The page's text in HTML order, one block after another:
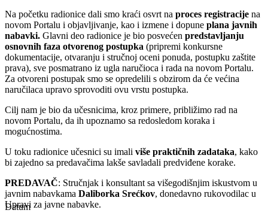
Na početku radionice dali smo kraći osvrt na proces registracije na
novom Portalu i objavljivanje, kao i izmene i dopune plana javnih
nabavki. Glavni deo radionice je bio posvećen predstavljanju
osnovnih faza otvorenog postupka (pripremi konkursne
dokumentacije, otvaranju i stručnoj oceni ponuda, postupku zaštite
prava), sve posmatrano iz ugla naručioca i rada na novom Portalu.
Za otvoreni postupak smo se opredelili s obzirom da će većina
naručilaca upravo sprovoditi ovu vrstu postupka.
Cilj nam je bio da učesnicima, kroz primere, približimo rad na
novom Portalu, da ih upoznamo sa redosledom koraka i
mogućnostima.
U toku radionice učesnici su imali više praktičnih zadataka, kako
bi zajedno sa predavačima lakše savladali predviđene korake.
PREDAVAČ: Stručnjak i konsultant sa višegodišnjim iskustvom u
javnim nabavkama Daliborka Srećkov, donedavno rukovodilac u
Upravi za javne nabavke.
Datum